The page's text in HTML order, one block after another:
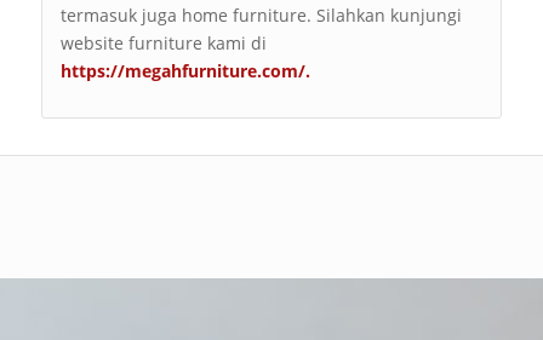
termasuk juga home furniture. Silahkan kunjungi
website furniture kami di
https://megahfurniture.com/.